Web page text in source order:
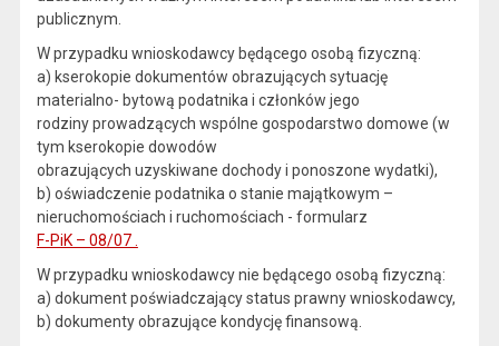
publicznym.
W przypadku wnioskodawcy będącego osobą fizyczną:
a) kserokopie dokumentów obrazujących sytuację
materialno- bytową podatnika i członków jego
rodziny prowadzących wspólne gospodarstwo domowe (w
tym kserokopie dowodów
obrazujących uzyskiwane dochody i ponoszone wydatki),
b) oświadczenie podatnika o stanie majątkowym –
nieruchomościach i ruchomościach - formularz
F-PiK – 08/07 .
W przypadku wnioskodawcy nie będącego osobą fizyczną:
a) dokument poświadczający status prawny wnioskodawcy,
b) dokumenty obrazujące kondycję finansową.